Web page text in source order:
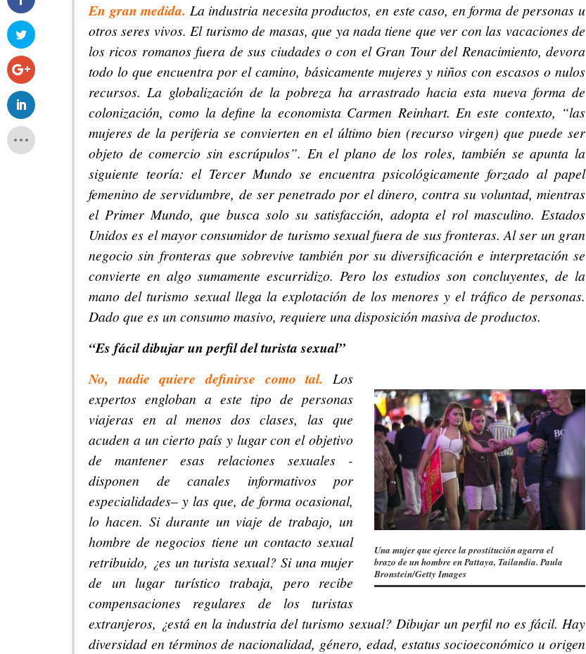
En gran medida. La industria necesita productos, en este caso, en forma de personas u
otros seres vivos. El turismo de masas, que ya nada tiene que ver con las vacaciones de
los ricos romanos fuera de sus ciudades o con el Gran Tour del Renacimiento, devora
todo lo que encuentra por el camino, básicamente mujeres y niños con escasos o nulos
recursos. La globalización de la pobreza ha arrastrado hacia esta nueva forma de
colonización, como la define la economista Carmen Reinhart. En este contexto, “las
mujeres de la periferia se convierten en el último bien (recurso virgen) que puede ser
objeto de comercio sin escrúpulos”. En el plano de los roles, también se apunta la
siguiente teoría: el Tercer Mundo se encuentra psicológicamente forzado al papel
femenino de servidumbre, de ser penetrado por el dinero, contra su voluntad, mientras
el Primer Mundo, que busca solo su satisfacción, adopta el rol masculino. Estados
Unidos es el mayor consumidor de turismo sexual fuera de sus fronteras. Al ser un gran
negocio sin fronteras que sobrevive también por su diversificación e interpretación se
convierte en algo sumamente escurridizo. Pero los estudios son concluyentes, de la
mano del turismo sexual llega la explotación de los menores y el tráfico de personas.
Dado que es un consumo masivo, requiere una disposición masiva de productos.
“Es fácil dibujar un perfil del turista sexual”
Una mujer que ejerce la prostitución agarra el
brazo de un hombre en Pattaya, Tailandia. Paula
Bronstein/Getty Images
No, nadie quiere definirse como tal. Los
expertos engloban a este tipo de personas
viajeras en al menos dos clases, las que
acuden a un cierto país y lugar con el objetivo
de mantener esas relaciones sexuales -
disponen de canales informativos por
especialidades– y las que, de forma ocasional,
lo hacen. Si durante un viaje de trabajo, un
hombre de negocios tiene un contacto sexual
retribuido, ¿es un turista sexual? Si una mujer
de un lugar turístico trabaja, pero recibe
compensaciones regulares de los turistas
extranjeros, ¿está en la industria del turismo sexual? Dibujar un perfil no es fácil. Hay
diversidad en términos de nacionalidad, género, edad, estatus socioeconómico u origen